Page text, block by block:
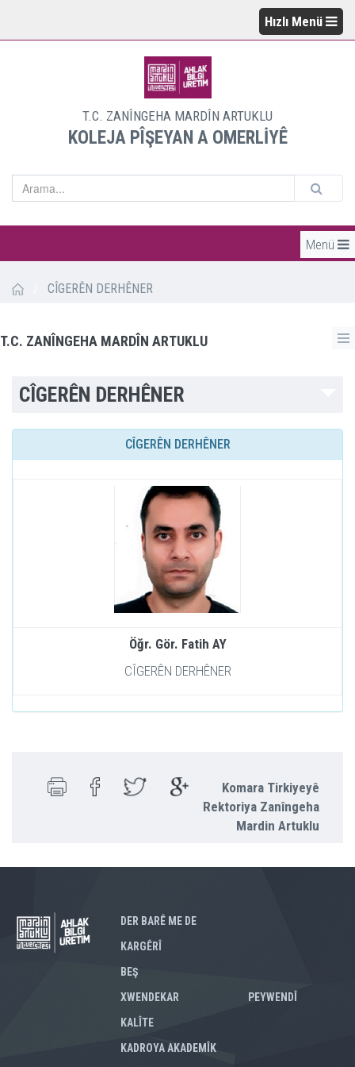
Hızlı Menü
T.C. ZANÎNGEHA MARDÎN ARTUKLU
KOLEJA PÎŞEYAN A OMERLİYÊ
Menü
CÎGERÊN DERHÊNER
T.C. ZANÎNGEHA MARDÎN ARTUKLU
CÎGERÊN DERHÊNER
CÎGERÊN DERHÊNER
Öğr. Gör. Fatih AY
CÎGERÊN DERHÊNER
Komara Tirkiyeyê
Rektoriya Zanîngeha
Mardin Artuklu
DER BARÊ ME DE
KARGÊRÎ
BEŞ
XWENDEKAR
KALÎTE
KADROYA AKADEMÎK
PEYWENDÎ